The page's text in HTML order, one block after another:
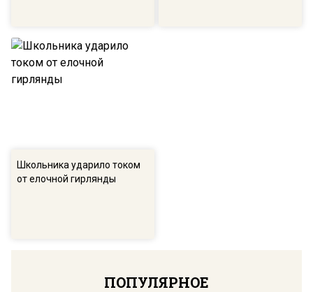
Школьника ударило током
от елочной гирлянды
ПОПУЛЯРНОЕ